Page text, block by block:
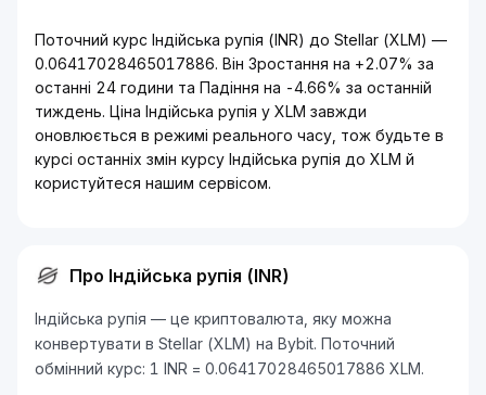
Поточний курс Індійська рупія (INR) до Stellar (XLM) —
0.06417028465017886. Він Зростання на +2.07% за
останні 24 години та Падіння на -4.66% за останній
тиждень. Ціна Індійська рупія у XLM завжди
оновлюється в режимі реального часу, тож будьте в
курсі останніх змін курсу Індійська рупія до XLM й
користуйтеся нашим сервісом.
Про Індійська рупія (INR)
Індійська рупія — це криптовалюта, яку можна
конвертувати в Stellar (XLM) на Bybit. Поточний
обмінний курс: 1 INR = 0.06417028465017886 XLM.